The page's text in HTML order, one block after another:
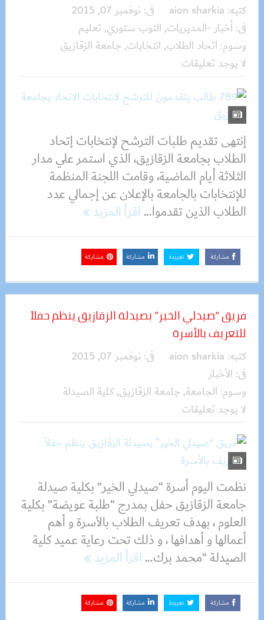
كتبه: aion sharkia فى: نوفمبر 07, 2015
فى:أخبار -المديريات, التوب ستوري, تعليم
وسوم: اتحاد الطلاب, انتخابات, جامعة الزقازيق
لا يوجد تعليقات
إنتهى تقديم طلبات الترشح لإنتخابات إتحاد
الطلاب بجامعة الزقازيق، الذي استمر علي مدار
الثلاثة أيام الماضية، وقامت اللجنة المنظمة
للإنتخابات بالجامعة بالإعلان عن إجمالي عدد
الطلاب الذين تقدموا...اقرأ المزيد
مشاركة تغريدة مشاركة مشاركة
فريق “صيدلي الخير” بصيدلة الزقازيق ينظم حفلاََ
للتعريف بالأسرة‏
كتبه: aion sharkia فى: نوفمبر 07, 2015
فى: الأخبار
وسوم: الجامعة, جامعة الزقازيق,كلية الصيدلة
لا يوجد تعليقات
نظمت اليوم أسرة “صيدلي الخير” بكلية صيدلة
جامعة الزقازيق حفل بمدرج “طلبة عويضة” بكلية
العلوم ، بهدف تعريف الطلاب بالأسرة و أهم
أعمالها و أهدافها ، و ذلك تحت رعاية عميد كلية
الصيدلة “محمد برك...اقرأ المزيد
مشاركة تغريدة مشاركة مشاركة